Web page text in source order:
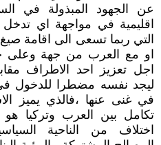
عن الجهود المبذولة في
اقليمية في مواجهة اي تدخل
التي ربما تسعى الى اقامة
او مع العرب من جهة
اجل تعزيز احد الاطراف
ليجد نفسه مضطرا للدخول
في غنى عنها ،فالذي يميز
تكامل بين العرب وتركيا
اختلاف من الناحية